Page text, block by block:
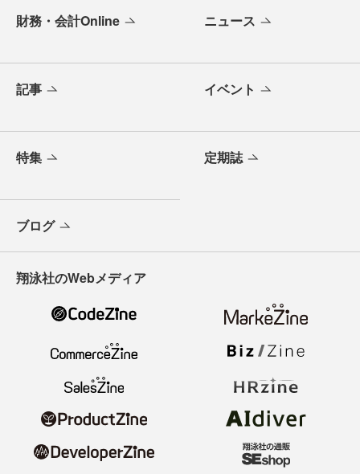
財務・会計Online ニュース
記事 イベント
特集 定期誌
ブログ
翔泳社のWebメディア